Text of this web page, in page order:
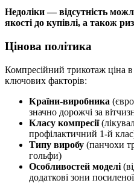
Недоліки — відсутність
якості до купівлі, а також
Цінова політика
Компресійний трикотаж ціна в
ключових факторів:
Країни-виробника
значно дорожчі за
Класу компресії
профілактичний 1-й
Типу виробу (панчохи
гольфи)
Особливостей моделі
додаткові зони